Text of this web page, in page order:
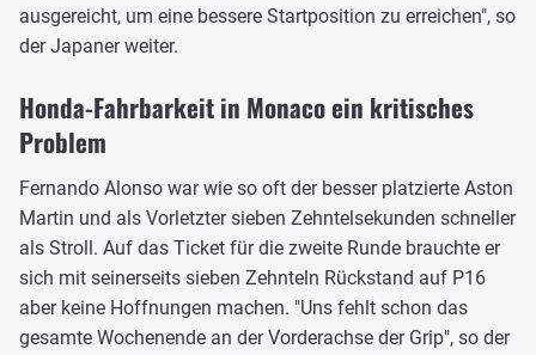
ausgereicht, um eine bessere Startposition zu erreichen", so
der Japaner weiter.
Honda-Fahrbarkeit in Monaco ein kritisches
Problem
Fernando Alonso war wie so oft der besser platzierte Aston
Martin und als Vorletzter sieben Zehntelsekunden schneller
als Stroll. Auf das Ticket für die zweite Runde brauchte er
sich mit seinerseits sieben Zehnteln Rückstand auf P16
aber keine Hoffnungen machen. "Uns fehlt schon das
gesamte Wochenende an der Vorderachse der Grip", so der